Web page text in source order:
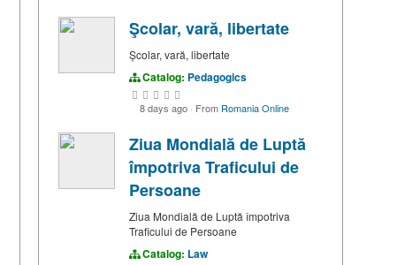
Şcolar, vară, libertate
Școlar, vară, libertate
Catalog: Pedagogics
8 days ago · From Romania Online
Ziua Mondială de Luptă
împotriva Traficului de
Persoane
Ziua Mondială de Luptă împotriva
Traficului de Persoane
Catalog: Law